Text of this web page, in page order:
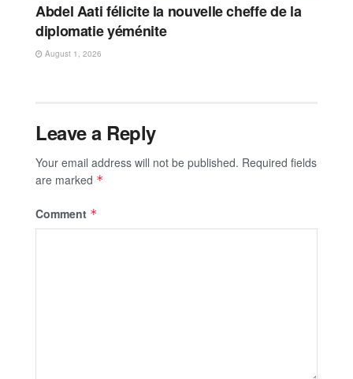
Abdel Aati félicite la nouvelle cheffe de la
diplomatie yéménite
August 1, 2026
Leave a Reply
Your email address will not be published. Required fields
are marked *
Comment *